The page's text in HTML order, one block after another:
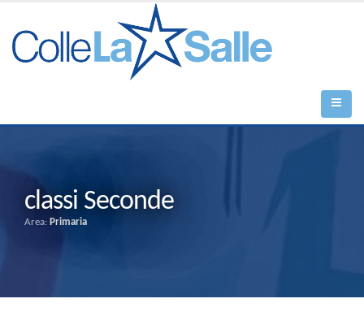
classi Seconde
Area: Primaria